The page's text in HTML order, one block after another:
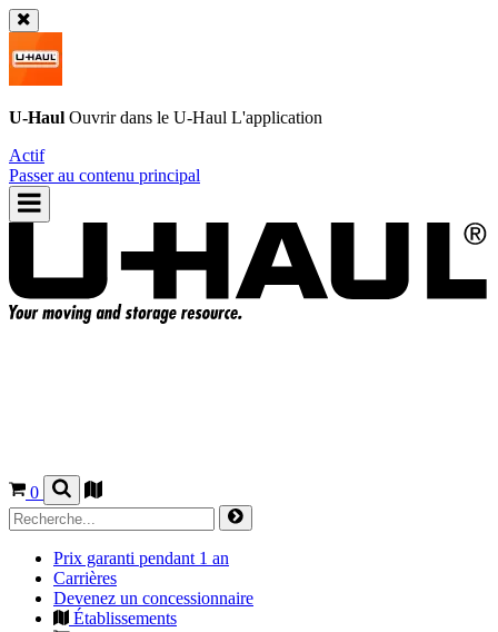
U-Haul Ouvrir dans le U-Haul L'application
Actif
Passer au contenu principal
0
Prix garanti pendant 1 an
Carrières
Devenez un concessionnaire
Établissements